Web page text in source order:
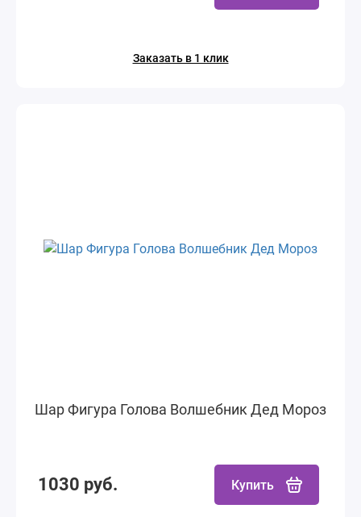
Заказать в 1 клик
Шар Фигура Голова Волшебник Дед Мороз
1030 руб. Купить